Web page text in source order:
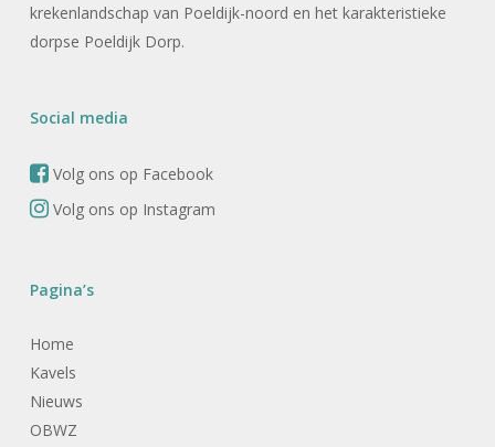
krekenlandschap van Poeldijk-noord en het karakteristieke
dorpse Poeldijk Dorp.
Social media
Volg ons op Facebook
Volg ons op Instagram
Pagina’s
Home
Kavels
Nieuws
OBWZ